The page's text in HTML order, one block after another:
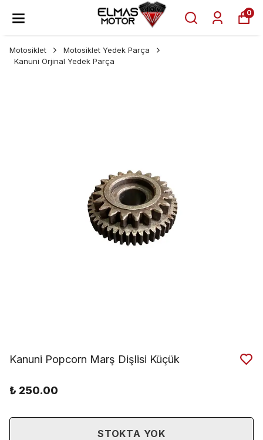
0
Motosiklet
Motosiklet Yedek Parça
Kanuni Orjinal Yedek Parça
Kanuni Popcorn Marş Dişlisi Küçük
₺ 250.00
STOKTA YOK